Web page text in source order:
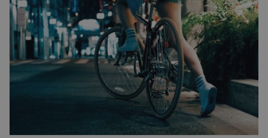
v plánu také zpracování vykopaných předmětů.
„V průběhu výzkumů není moc času na
zpracování nálezů. Necháváme si na to tedy
měsíc, kdy […]